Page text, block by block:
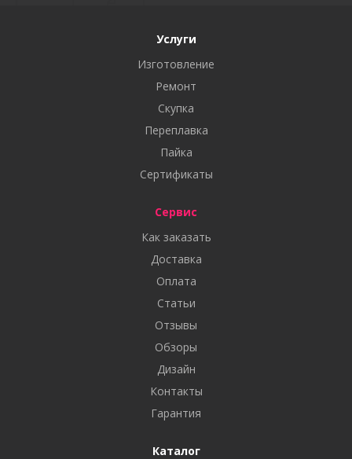
Услуги
Изготовление
Ремонт
Скупка
Переплавка
Пайка
Сертификаты
Сервис
Как заказать
Доставка
Оплата
Статьи
Отзывы
Обзоры
Дизайн
Контакты
Гарантия
Каталог